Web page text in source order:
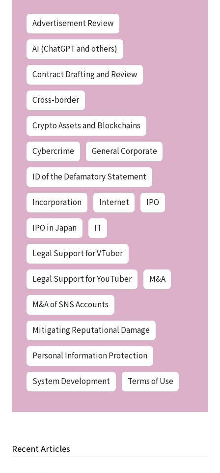
Advertisement Review
AI (ChatGPT and others)
Contract Drafting and Review
Cross-border
Crypto Assets and Blockchains
Cybercrime General Corporate
ID of the Defamatory Statement
Incorporation Internet IPO
IPO in Japan IT
Legal Support for VTuber
Legal Support for YouTuber M&A
M&A of SNS Accounts
Mitigating Reputational Damage
Personal Information Protection
System Development Terms of Use
Recent Articles